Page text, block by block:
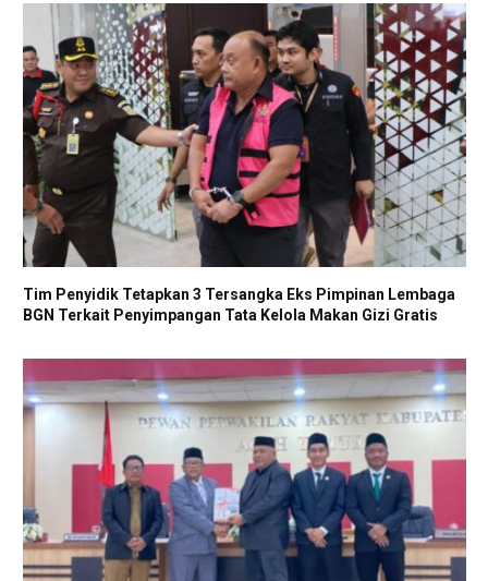
Tim Penyidik Tetapkan 3 Tersangka Eks Pimpinan Lembaga
BGN Terkait Penyimpangan Tata Kelola Makan Gizi Gratis